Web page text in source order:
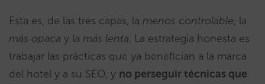
Esta es, de las tres capas, la menos controlable, la
más opaca y la más lenta. La estrategia honesta es
trabajar las prácticas que ya benefician a la marca
del hotel y a su SEO, y no perseguir técnicas que